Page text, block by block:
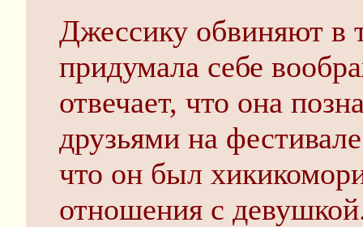
Джессику обвиняют в
придумала себе
отвечает, что она
друзьями на
что он был
отношения с